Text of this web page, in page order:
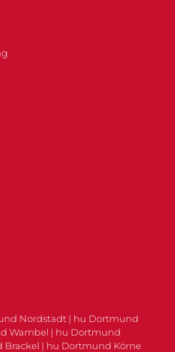
Nordstadt | hu Dortmund
Wambel | hu Dortmund
| hu Dortmund Körne